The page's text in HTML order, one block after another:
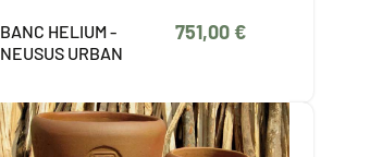
BANC HELIUM -
NEUSUS URBAN
751,00 €